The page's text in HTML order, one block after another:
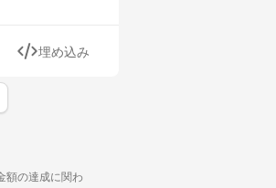
埋め込み
額の達成に関わ